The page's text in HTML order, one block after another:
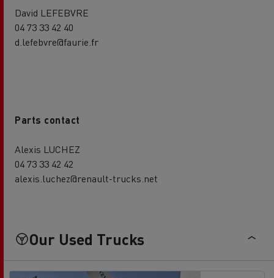
David LEFEBVRE
04 73 33 42 40
d.lefebvre@faurie.fr
Parts contact
Alexis LUCHEZ
04 73 33 42 42
alexis.luchez@renault-trucks.net
Our Used Trucks